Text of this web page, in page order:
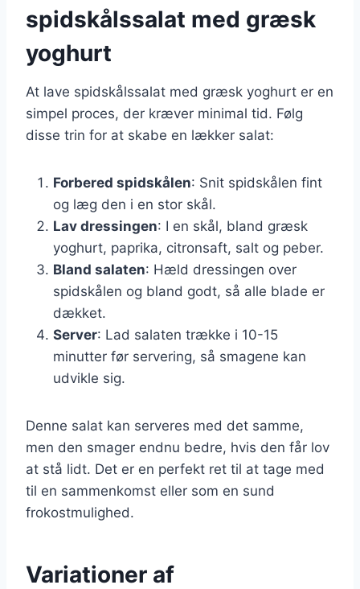
spidskålssalat med græsk
yoghurt
At lave spidskålssalat med græsk yoghurt er en
simpel proces, der kræver minimal tid. Følg
disse trin for at skabe en lækker salat:
Forbered spidskålen: Snit spidskålen fint
og læg den i en stor skål.
Lav dressingen: I en skål, bland græsk
yoghurt, paprika, citronsaft, salt og peber.
Bland salaten: Hæld dressingen over
spidskålen og bland godt, så alle blade er
dækket.
Server: Lad salaten trække i 10-15
minutter før servering, så smagene kan
udvikle sig.
Denne salat kan serveres med det samme,
men den smager endnu bedre, hvis den får lov
at stå lidt. Det er en perfekt ret til at tage med
til en sammenkomst eller som en sund
frokostmulighed.
Variationer af